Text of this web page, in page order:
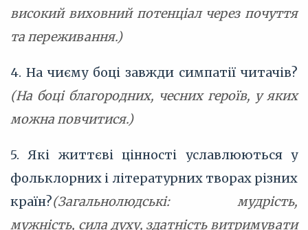
високий виховний потенціал через почуття
та переживання.)
4. На чиєму боці завжди симпатії читачів?
(На боці благородних, чесних героїв, у яких
можна повчитися.)
5. Які життєві цінності уславлюються у
фольклорних і літературних творах різних
країн?(Загальнолюдські: мудрість,
мужність, сила духу, здатність витримувати